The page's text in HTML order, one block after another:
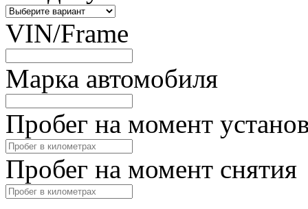
VIN/Frame
Марка автомобиля
Пробег на момент
Пробег на момент снятия